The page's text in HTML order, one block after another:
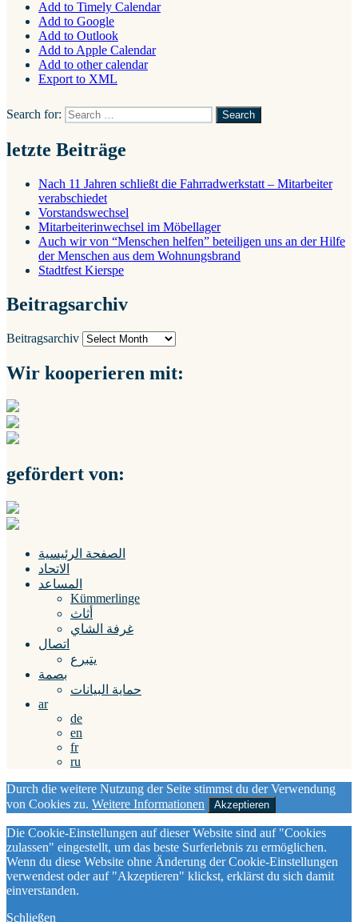
Add to Timely Calendar
Add to Google
Add to Outlook
Add to Apple Calendar
Add to other calendar
Export to XML
Search for: Search
letzte Beiträge
Nach 11 Jahren schließt die Fahrradwerkstatt – Mitarbeiter
verabschiedet
Vorstandswechsel
Mitarbeiterinwechsel im Möbellager
Auch wir von “Menschen helfen” beteiligen uns an der Hilfe
der Menschen aus dem Wohnungsbrand
Stadtfest Kierspe
Beitragsarchiv
Beitragsarchiv
Wir kooperieren mit:
gefördert von:
الصفحة الرئيسية
الاتحاد
المساعد
Kümmerlinge
أثاث
غرفة الشاي
اتصال
يتبرع
بصمة
حماية البيانات
ar
de
en
fr
ru
Durch die weitere Nutzung der Seite stimmst du der Verwendung
von Cookies zu. Weitere Informationen Akzeptieren
Die Cookie-Einstellungen auf dieser Website sind auf "Cookies
zulassen" eingestellt, um das beste Surferlebnis zu ermöglichen.
Wenn du diese Website ohne Änderung der Cookie-Einstellungen
verwendest oder auf "Akzeptieren" klickst, erklärst du sich damit
einverstanden.
Schließen